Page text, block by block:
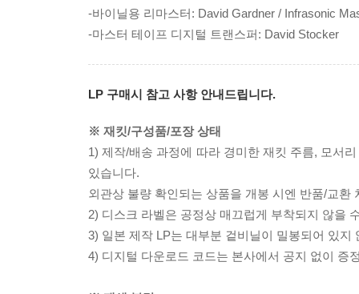
-바이닐용 리마스터: David Gardner / Infrasonic
-마스터 테이프 디지털 트랜스퍼: David Stocker
LP 구매시 참고 사항 안내드립니다.
※ 재킷/구성품/포장 상태
1) 제작/배송 과정에 따라 경미한 재킷 주름, 모서
있습니다.
외관상 불량 확인되는 상품을 개봉 시엔 반품/교환
2) 디스크 라벨은 공정상 매끄럽게 부착되지 않을
3) 일본 제작 LP는 대부분 겉비닐이 밀봉되어 있지
4) 디지털 다운로드 코드는 본사에서 공지 없이 증